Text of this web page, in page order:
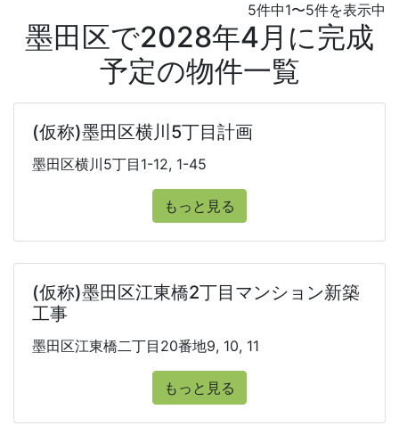
5件中1〜5件を表示中
墨田区で2028年4月に完成
予定の物件一覧
(仮称)墨田区横川5丁目計画
墨田区横川5丁目1-12, 1-45
もっと見る
(仮称)墨田区江東橋2丁目マンション新築
工事
墨田区江東橋二丁目20番地9, 10, 11
もっと見る